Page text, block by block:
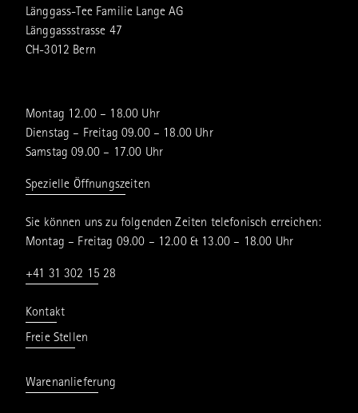
Länggass-Tee Familie Lange AG
Länggassstrasse 47
CH-3012 Bern
Montag 12.00 – 18.00 Uhr
Dienstag – Freitag 09.00 – 18.00 Uhr
Samstag 09.00 – 17.00 Uhr
Spezielle Öffnungszeiten
Sie können uns zu folgenden Zeiten telefonisch erreichen:
Montag – Freitag 09.00 – 12.00 & 13.00 – 18.00 Uhr
+41 31 302 15 28
Kontakt
Freie Stellen
Warenanlieferung